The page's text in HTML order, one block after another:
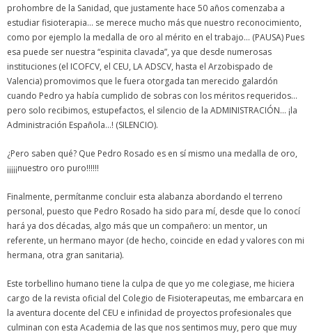
prohombre de la Sanidad, que justamente hace 50 años comenzaba a
estudiar fisioterapia… se merece mucho más que nuestro reconocimiento,
como por ejemplo la medalla de oro al mérito en el trabajo… (PAUSA) Pues
esa puede ser nuestra “espinita clavada”, ya que desde numerosas
instituciones (el ICOFCV, el CEU, LA ADSCV, hasta el Arzobispado de
Valencia) promovimos que le fuera otorgada tan merecido galardón
cuando Pedro ya había cumplido de sobras con los méritos requeridos…
pero solo recibimos, estupefactos, el silencio de la ADMINISTRACIÓN… ¡la
Administración Española…! (SILENCIO).
¿Pero saben qué? Que Pedro Rosado es en sí mismo una medalla de oro,
¡¡¡¡¡nuestro oro puro!!!!!!
Finalmente, permítanme concluir esta alabanza abordando el terreno
personal, puesto que Pedro Rosado ha sido para mí, desde que lo conocí
hará ya dos décadas, algo más que un compañero: un mentor, un
referente, un hermano mayor (de hecho, coincide en edad y valores con mi
hermana, otra gran sanitaria).
Este torbellino humano tiene la culpa de que yo me colegiase, me hiciera
cargo de la revista oficial del Colegio de Fisioterapeutas, me embarcara en
la aventura docente del CEU e infinidad de proyectos profesionales que
culminan con esta Academia de las que nos sentimos muy, pero que muy